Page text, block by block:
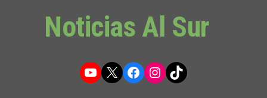
Noticias Al Sur
YouTube
X Facebook
Instagram
TikTok